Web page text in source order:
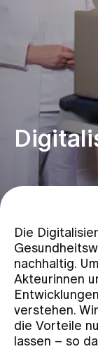
Angebot
Medien
Jobs &
Kontakt
Aktuelles
Die
nachhaltig.
Akteurinnen
verstehen.
die Vorteile
lassen – so